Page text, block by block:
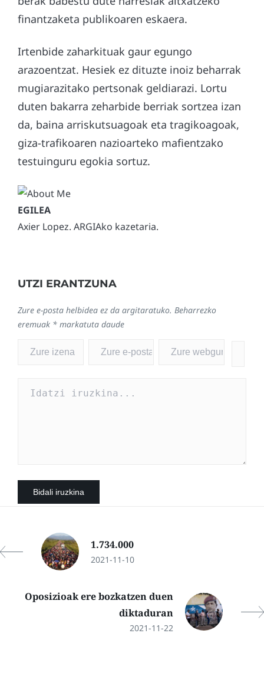
finantzaketa publikoaren eskaera.
Irtenbide zaharkituak gaur egungo
arazoentzat. Hesiek ez dituzte inoiz beharrak
mugiarazitako pertsonak geldiarazi. Lortu
duten bakarra zeharbide berriak sortzea izan
da, baina arriskutsuagoak eta tragikoagoak,
giza-trafikoaren nazioarteko mafientzako
testuinguru egokia sortuz.
Axier Lopez. ARGIAko kazetaria.
UTZI ERANTZUNA
Zure e-posta helbidea ez da argitaratuko. Beharrezko
eremuak * markatuta daude
1.734.000
2021-11-10
Oposizioak ere bozkatzen duen
diktaduran
2021-11-22